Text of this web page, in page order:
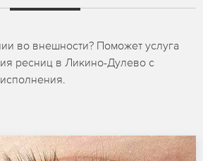
во внешности? Поможет услуга
ресниц в Ликино-Дулево с